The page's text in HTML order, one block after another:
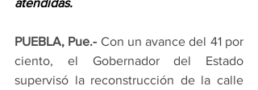
atendidas.
PUEBLA, Pue.- Con un avance del 41 por
ciento, el Gobernador del Estado
supervisó la reconstrucción de la calle